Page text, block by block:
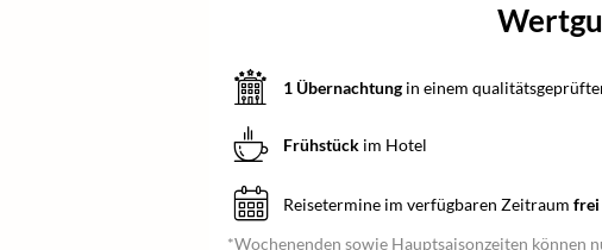
1 Übernachtungin einem
Frühstückim Hotel
Reisetermine im verfügbaren Zeitraum frei
*Wochenenden sowie Hauptsaisonzeiten können